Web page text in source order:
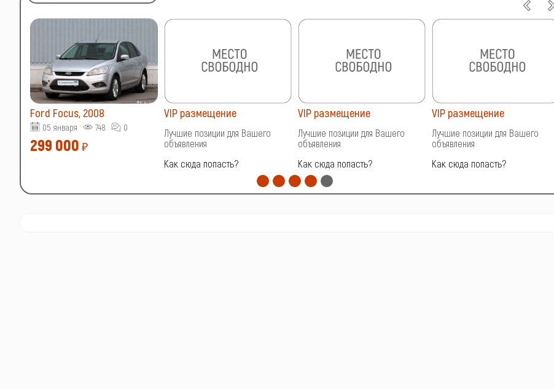
Ford Focus, 2008
05 января 748 0
299 000 ₽
VIP размещение
Лучшие позиции для Вашего
объявления
Как сюда попасть?
VIP размещение
Лучшие позиции для Вашего
объявления
Как сюда попасть?
VIP размещение
Лучшие позиции для Вашего
объявления
Как сюда попасть?